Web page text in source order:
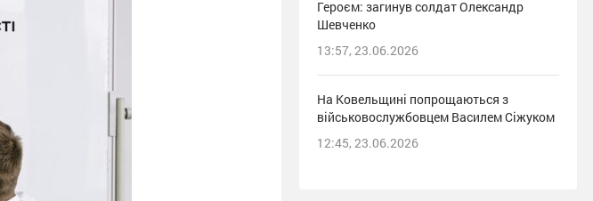
Героєм: загинув солдат Олександр
Шевченко
13:57, 23.06.2026
На Ковельщині попрощаються з
військовослужбовцем Василем Сіжуком
12:45, 23.06.2026